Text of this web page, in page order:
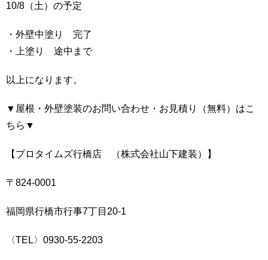
10/8（土）の予定
・外壁中塗り 完了
・上塗り 途中まで
以上になります。
▼屋根・外壁塗装のお問い合わせ・お見積り（無料）はこ
ちら▼
【プロタイムズ行橋店 （株式会社山下建装）】
〒824-0001
福岡県行橋市行事7丁目20-1
〈TEL〉0930-55-2203